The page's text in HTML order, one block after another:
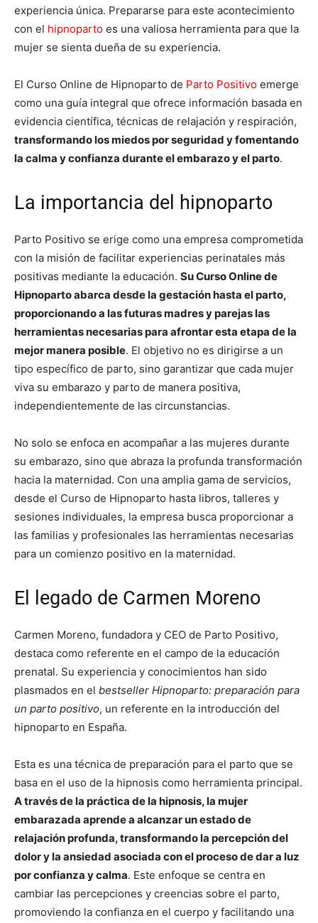
experiencia única. Prepararse para este acontecimiento
con el hipnoparto es una valiosa herramienta para que la
mujer se sienta dueña de su experiencia.
El Curso Online de Hipnoparto de Parto Positivo emerge
como una guía integral que ofrece información basada en
evidencia científica, técnicas de relajación y respiración,
transformando los miedos por seguridad y fomentando
la calma y confianza durante el embarazo y el parto.
La importancia del hipnoparto
Parto Positivo se erige como una empresa comprometida
con la misión de facilitar experiencias perinatales más
positivas mediante la educación. Su Curso Online de
Hipnoparto abarca desde la gestación hasta el parto,
proporcionando a las futuras madres y parejas las
herramientas necesarias para afrontar esta etapa de la
mejor manera posible. El objetivo no es dirigirse a un
tipo específico de parto, sino garantizar que cada mujer
viva su embarazo y parto de manera positiva,
independientemente de las circunstancias.
No solo se enfoca en acompañar a las mujeres durante
su embarazo, sino que abraza la profunda transformación
hacia la maternidad. Con una amplia gama de servicios,
desde el Curso de Hipnoparto hasta libros, talleres y
sesiones individuales, la empresa busca proporcionar a
las familias y profesionales las herramientas necesarias
para un comienzo positivo en la maternidad.
El legado de Carmen Moreno
Carmen Moreno, fundadora y CEO de Parto Positivo,
destaca como referente en el campo de la educación
prenatal. Su experiencia y conocimientos han sido
plasmados en el bestseller Hipnoparto: preparación para
un parto positivo, un referente en la introducción del
hipnoparto en España.
Esta es una técnica de preparación para el parto que se
basa en el uso de la hipnosis como herramienta principal.
A través de la práctica de la hipnosis, la mujer
embarazada aprende a alcanzar un estado de
relajación profunda, transformando la percepción del
dolor y la ansiedad asociada con el proceso de dar a luz
por confianza y calma. Este enfoque se centra en
cambiar las percepciones y creencias sobre el parto,
promoviendo la confianza en el cuerpo y facilitando una